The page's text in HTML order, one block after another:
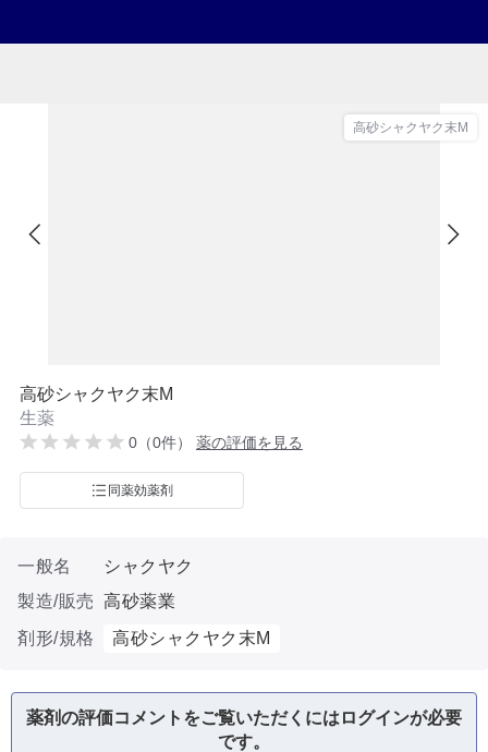
高砂シャクヤク末M
高砂シャクヤク末M
生薬
0（0件） 薬の評価を見る
同薬効薬剤
一般名
シャクヤク
製造/販売 高砂薬業
剤形/規格
高砂シャクヤク末M
薬剤の評価コメントをご覧いただくにはログインが必要
です。